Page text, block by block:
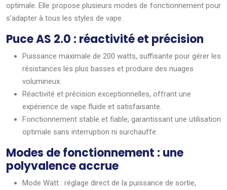
optimale. Elle propose plusieurs modes de fonctionnement pour
s’adapter à tous les styles de vape.
Puce AS 2.0 : réactivité et précision
Puissance maximale de 200 watts, suffisante pour gérer les
résistances les plus basses et produire des nuages
volumineux.
Réactivité et précision exceptionnelles, offrant une
expérience de vape fluide et satisfaisante.
Fonctionnement stable et fiable, garantissant une utilisation
optimale sans interruption ni surchauffe.
Modes de fonctionnement : une
polyvalence accrue
Mode Watt : réglage direct de la puissance de sortie,